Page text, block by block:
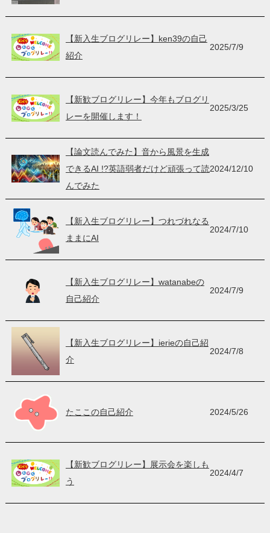
【新入生ブログリレー】ken39の自己
紹介
2025/7/9
【新歓ブログリレー】今年もブログリ
レーを開催します！
2025/3/25
【論文読んでみた】音から風景を生成
できるAI !?英語弱者だけど頑張って読
んでみた
2024/12/10
【新入生ブログリレー】つれづれなる
ままにAI
2024/7/10
【新入生ブログリレー】watanabeの
自己紹介
2024/7/9
【新入生ブログリレー】ierieの自己紹
介
2024/7/8
たここの自己紹介 2024/5/26
【新歓ブログリレー】展示会を楽しも
う
2024/4/7